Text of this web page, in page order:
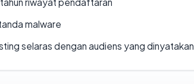
malware
selaras dengan audiens yang dinyatakan